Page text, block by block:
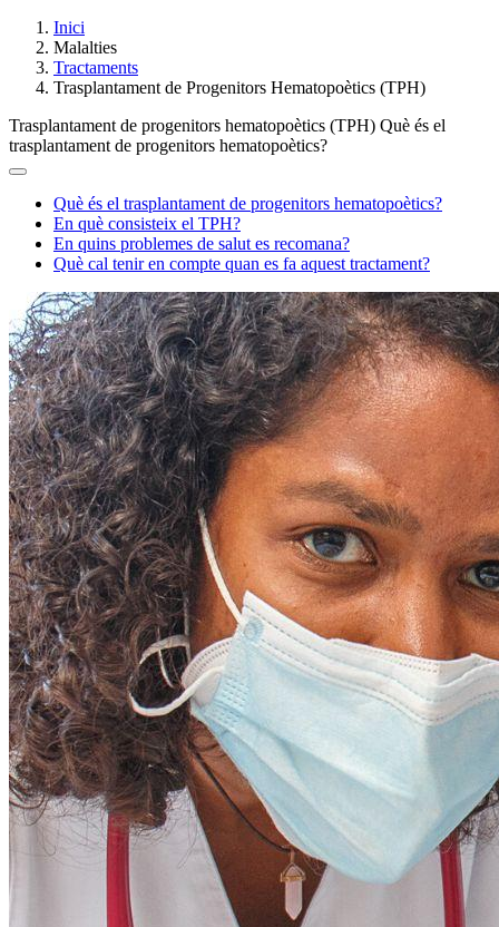
Breadcrumb
Inici
Malalties
Tractaments
Trasplantament de Progenitors Hematopoètics (TPH)
Trasplantament de progenitors hematopoètics (TPH) Què és el
trasplantament de progenitors hematopoètics?
Què és el trasplantament de progenitors hematopoètics?
En què consisteix el TPH?
En quins problemes de salut es recomana?
Què cal tenir en compte quan es fa aquest tractament?